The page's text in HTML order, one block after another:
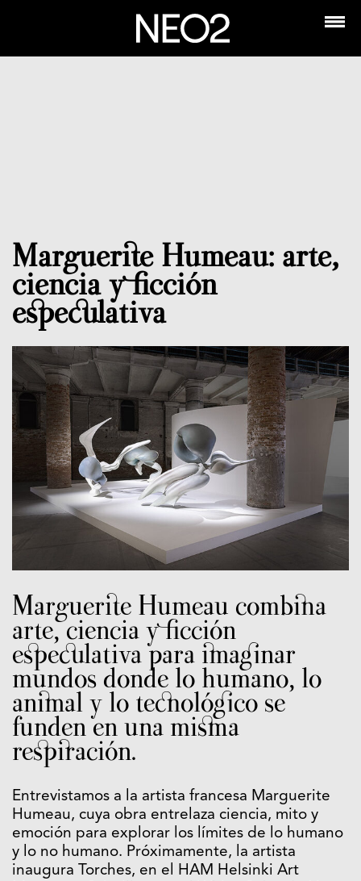
Marguerite Humeau: arte,
ciencia y ficción
especulativa
Marguerite Humeau combina
arte, ciencia y ficción
especulativa para imaginar
mundos donde lo humano, lo
animal y lo tecnológico se
funden en una misma
respiración.
Entrevistamos a la artista francesa Marguerite
Humeau, cuya obra entrelaza ciencia, mito y
emoción para explorar los límites de lo humano
y lo no humano. Próximamente, la artista
inaugura Torches, en el HAM Helsinki Art